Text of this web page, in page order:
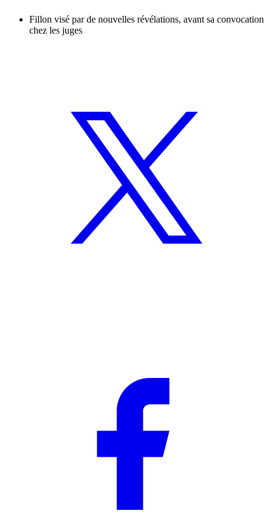
Fillon visé par de nouvelles révélations, avant sa convocation
chez les juges